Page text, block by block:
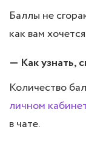
Баллы не
как вам
— Как узнать,
Количество
личном
в чате.